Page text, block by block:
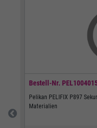
28
Bestell-Nr.
Pelikan PELIFIX P897
Materialien